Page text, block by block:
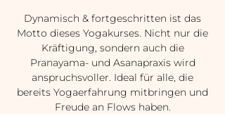
Dynamisch & fortgeschritten ist das
Motto dieses Yogakurses. Nicht nur die
Kräftigung, sondern auch die
Pranayama- und Asanapraxis wird
anspruchsvoller. Ideal für alle, die
bereits Yogaerfahrung mitbringen und
Freude an Flows haben.